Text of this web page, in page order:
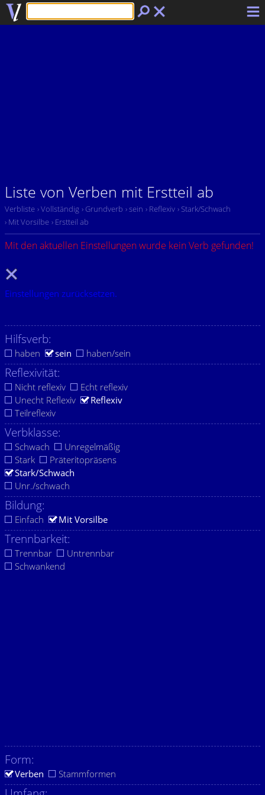
Liste von Verben mit Erstteil ab
Verbliste › Vollständig › Grundverb › sein › Reflexiv › Stark/Schwach
› Mit Vorsilbe › Erstteil ab
Mit den aktuellen Einstellungen wurde kein Verb gefunden!
Einstellungen zurücksetzen.
Hilfsverb:
haben sein haben/sein
Reflexivität:
Nicht reflexiv
Echt reflexiv
Unecht Reflexiv
Reflexiv
Teilreflexiv
Verbklasse:
Schwach
Unregelmäßig
Stark
Präteritopräsens
Stark/Schwach
Unr./schwach
Bildung:
Einfach Mit Vorsilbe
Trennbarkeit:
Trennbar
Untrennbar
Schwankend
Form:
Verben Stammformen